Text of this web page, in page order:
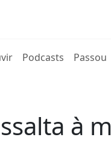
(current)
Podcasts Passou
à